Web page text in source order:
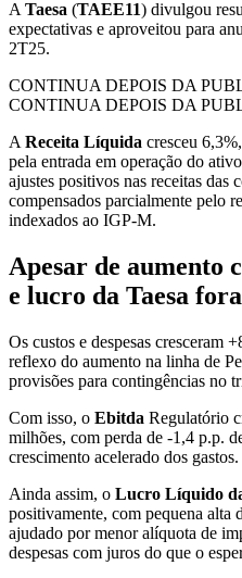
A Taesa (TAEE11) divulgou
expectativas e aproveitou para
2T25.
CONTINUA DEPOIS DA
CONTINUA DEPOIS DA
A Receita Líquida cresceu
pela entrada em operação do
ajustes positivos nas receitas das
compensados parcialmente pelo
indexados ao IGP-M.
Apesar de aumento
e lucro da Taesa
Os custos e despesas cresceram
reflexo do aumento na linha de
provisões para contingências no
Com isso, o Ebitda Regulatório
milhões, com perda de -1,4 p.p.
crescimento acelerado dos gastos.
Ainda assim, o Lucro Líquido
positivamente, com pequena alta
ajudado por menor alíquota de
despesas com juros do que o